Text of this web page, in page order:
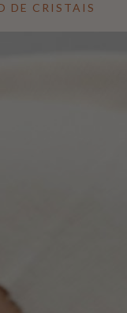
DE CRISTAIS